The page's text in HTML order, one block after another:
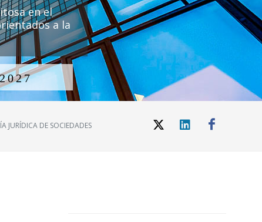
en el
a la
2027
JURÍDICA DE SOCIEDADES